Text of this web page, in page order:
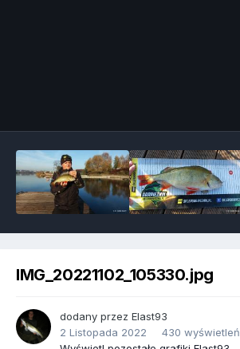
IMG_20221102_105330.jpg
dodany przez Elast93
2 Listopada 2022
430 wyświetleń